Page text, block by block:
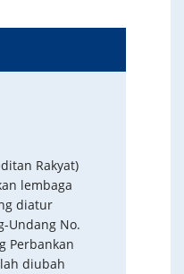
Rakyat)
lembaga
diatur
Undang No.
Perbankan
diubah